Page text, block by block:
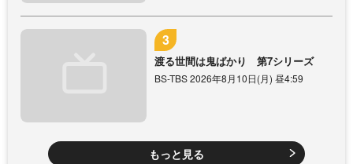
渡る世間は鬼ばかり 第7シリーズ
BS-TBS 2026年8月10日(月) 昼4:59
もっと見る